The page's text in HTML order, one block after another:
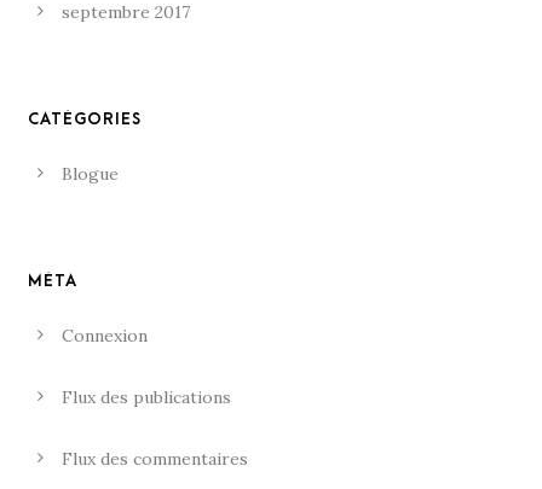
septembre 2017
CATÉGORIES
Blogue
MÉTA
Connexion
Flux des publications
Flux des commentaires